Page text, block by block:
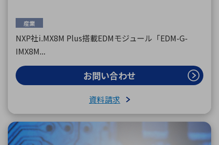
産業
NXP社i.MX8M Plus搭載EDMモジュール「EDM-G-
IMX8M...
お問い合わせ
資料請求